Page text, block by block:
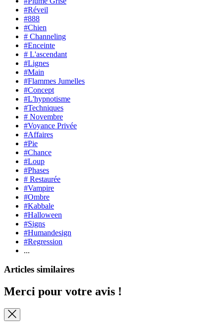
#Réveil
#888
#Chien
# Channeling
#Enceinte
# L'ascendant
#Lignes
#Main
#Flammes Jumelles
#Concept
#L'hypnotisme
#Techniques
# Novembre
#Voyance Privée
#Affaires
#Pie
#Chance
#Loup
#Phases
# Restaurée
#Vampire
#Ombre
#Kabbale
#Halloween
#Signs
#Humandesign
#Regression
...
Articles similaires
Merci pour votre avis !